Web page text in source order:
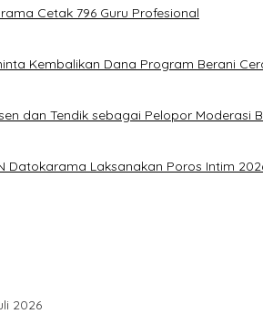
Cetak 796 Guru Profesional
Kembalikan Dana Program Berani
dan Tendik sebagai Pelopor Moderasi
Datokarama Laksanakan Poros Intim
2026